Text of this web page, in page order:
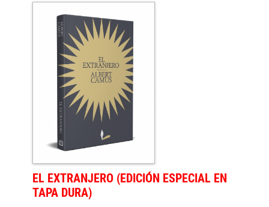
trabajó en distintas actividades hasta convertirse en
periodista. El extranjero empezó a gestarse, según
parece, en 1937, mientras Camus convalecía en un
sanatorio de una tuberculosis recurrente, y lo terminó
en 1940. El libro fue publicado dos años después.
Durante la resistencia, Camus dirigió el periódico
Combat. Fue asesor literario de la editorial Gallimard.
Recibió el Premio Nobel de Literatura en el año 1957.
Su trágica muerte en un accidente, en 1960,
interrumpió prematuramente una brillante carrera
literaria en la que se destacan también El hombre
rebelde, La peste y El mito de Sísifo.
EL EXTRANJERO (EDICIÓN ESPECIAL EN
TAPA DURA)